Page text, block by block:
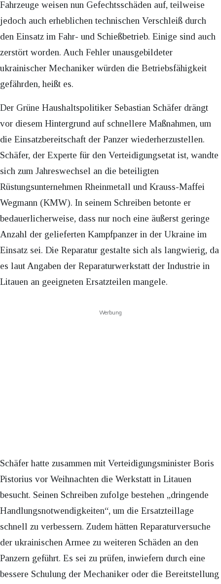
Fahrzeuge weisen nun Gefechtsschäden auf, teilweise
jedoch auch erheblichen technischen Verschleiß durch
den Einsatz im Fahr- und Schießbetrieb. Einige sind auch
zerstört worden. Auch Fehler unausgebildeter
ukrainischer Mechaniker würden die Betriebsfähigkeit
gefährden, heißt es.
Der Grüne Haushaltspolitiker Sebastian Schäfer drängt
vor diesem Hintergrund auf schnellere Maßnahmen, um
die Einsatzbereitschaft der Panzer wiederherzustellen.
Schäfer, der Experte für den Verteidigungsetat ist, wandte
sich zum Jahreswechsel an die beteiligten
Rüstungsunternehmen Rheinmetall und Krauss-Maffei
Wegmann (KMW). In seinem Schreiben betonte er
bedauerlicherweise, dass nur noch eine äußerst geringe
Anzahl der gelieferten Kampfpanzer in der Ukraine im
Einsatz sei. Die Reparatur gestalte sich als langwierig, da
es laut Angaben der Reparaturwerkstatt der Industrie in
Litauen an geeigneten Ersatzteilen mangele.
Werbung
Schäfer hatte zusammen mit Verteidigungsminister Boris
Pistorius vor Weihnachten die Werkstatt in Litauen
besucht. Seinen Schreiben zufolge bestehen „dringende
Handlungsnotwendigkeiten“, um die Ersatzteillage
schnell zu verbessern. Zudem hätten Reparaturversuche
der ukrainischen Armee zu weiteren Schäden an den
Panzern geführt. Es sei zu prüfen, inwiefern durch eine
bessere Schulung der Mechaniker oder die Bereitstellung